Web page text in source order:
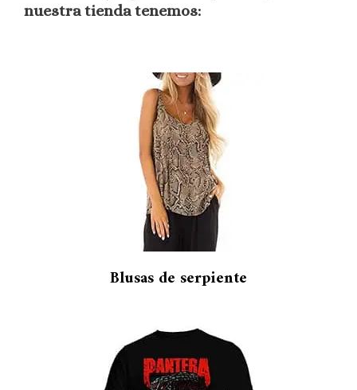
nuestra tienda tenemos:
Blusas de serpiente